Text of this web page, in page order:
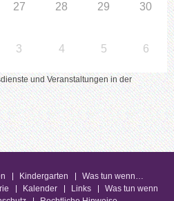
27 28 29 30
3 4 5 6
und Veranstaltungen in der
Kindergarten
Was tun wenn…
Kalender Links
Was tun wenn